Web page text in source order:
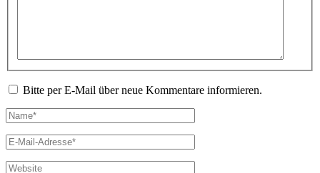
Bitte per E-Mail über neue Kommentare informieren.
Name*
E-
Mail-
Adresse*
Website